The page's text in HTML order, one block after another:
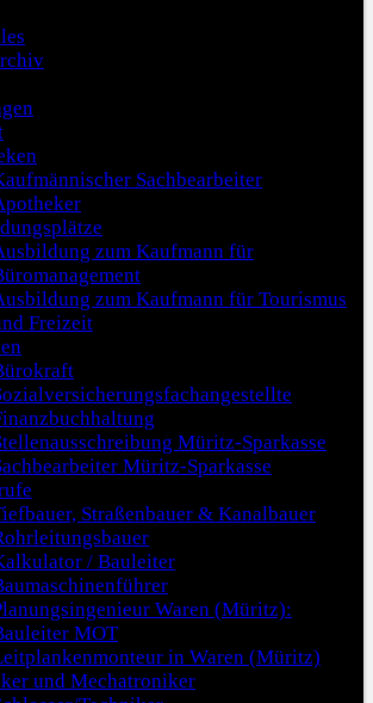
Sachbearbeiter
zum Kaufmann für
zum Kaufmann für Tourismus
Freizeit
Müritz-Sparkasse
Müritz-Sparkasse
Straßenbauer & Kanalbauer
/ Bauleiter
Waren (Müritz):
MOT
in Waren (Müritz)
und Mechatroniker